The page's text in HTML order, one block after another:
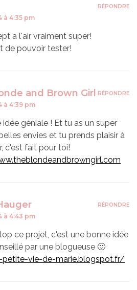
à 4:35 pm
a l'air vraiment super!
de pouvoir tester!
RÉPONDRE
and Brown Girl
à 4:39 pm
idée géniale ! Et tu as un super
envies et tu prends plaisir à
c'est fait pour toi!
RÉPONDRE
à 4:43 pm
ce projet, c'est une bonne idée
par une blogueuse 🙂
vie-de-marie.blogspot.fr/
RÉPONDRE